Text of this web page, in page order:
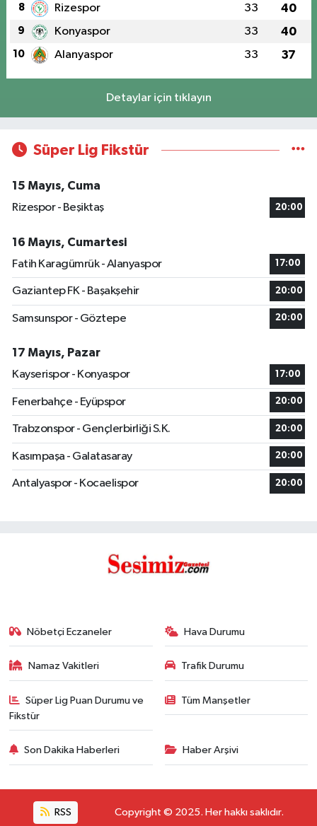
8 Rizespor 33 40
9 Konyaspor 33 40
10 Alanyaspor 33 37
Detaylar için tıklayın
Süper Lig Fikstür
15 Mayıs, Cuma
Rizespor - Beşiktaş
20:00
16 Mayıs, Cumartesi
Fatih Karagümrük - Alanyaspor
17:00
Gaziantep FK - Başakşehir 20:00
Samsunspor - Göztepe 20:00
17 Mayıs, Pazar
Kayserispor - Konyaspor
17:00
Fenerbahçe - Eyüpspor 20:00
Trabzonspor - Gençlerbirliği S.K. 20:00
Kasımpaşa - Galatasaray 20:00
Antalyaspor - Kocaelispor 20:00
Nöbetçi Eczaneler Hava Durumu
Namaz Vakitleri Trafik Durumu
Süper Lig Puan Durumu ve
Fikstür
Tüm Manşetler
Son Dakika Haberleri Haber Arşivi
RSS Copyright © 2025. Her hakkı saklıdır.